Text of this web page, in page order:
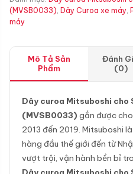
(MVSB0033), Dây Curoa xe máy,
máy
Mô Tả Sản
Phẩm
Đánh
(0)
Dây curoa Mitsuboshi cho
(MVSB0033) gắn được
2013 đến 2019. Mitsuboshi
hàng đầu thế giới đến từ
vượt trội, vận hành bền bỉ